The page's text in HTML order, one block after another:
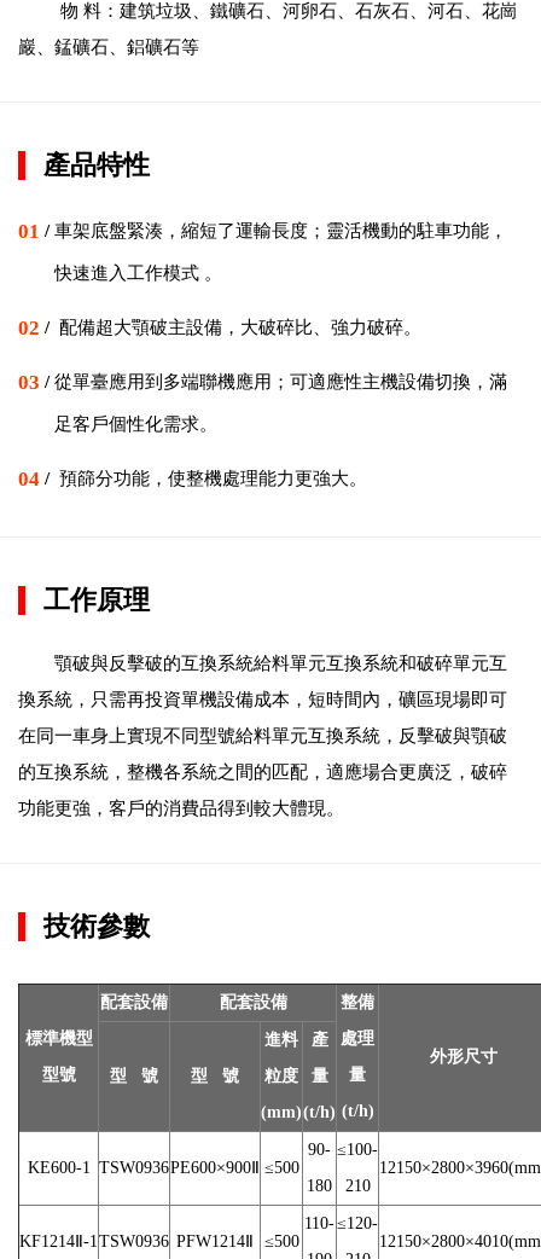
物 料：建筑垃圾、鐵礦石、河卵石、石灰石、河石、花崗
巖、錳礦石、鋁礦石等
產品特性
01 / 車架底盤緊湊，縮短了運輸長度；靈活機動的駐車功能，
快速進入工作模式 。
02 / 配備超大顎破主設備，大破碎比、強力破碎。
03 / 從單臺應用到多端聯機應用；可適應性主機設備切換，滿
足客戶個性化需求。
04 / 預篩分功能，使整機處理能力更強大。
工作原理
顎破與反擊破的互換系統給料單元互換系統和破碎單元互
換系統，只需再投資單機設備成本，短時間內，礦區現場即可
在同一車身上實現不同型號給料單元互換系統，反擊破與顎破
的互換系統，整機各系統之間的匹配，適應場合更廣泛，破碎
功能更強，客戶的消費品得到較大體現。
技術參數
標準機型
型號
配套設備 配套設備
整備
處理
量
(t/h)
外形尺寸
型 號
型 號
進料
粒度
(mm)
產
量
(t/h)
KE600-1 TSW0936PE600×900Ⅱ ≤500
90-
180
≤100-
210
KF1214Ⅱ-1TSW0936 PFW1214Ⅱ ≤500
110-≤120-